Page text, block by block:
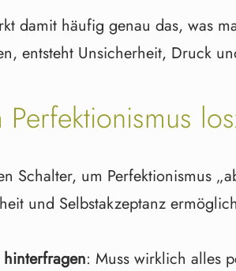
damit häufig genau das, was
entsteht Unsicherheit, Druck
Schalter, um Perfektionismus
und Selbstakzeptanz
: Muss wirklich alles